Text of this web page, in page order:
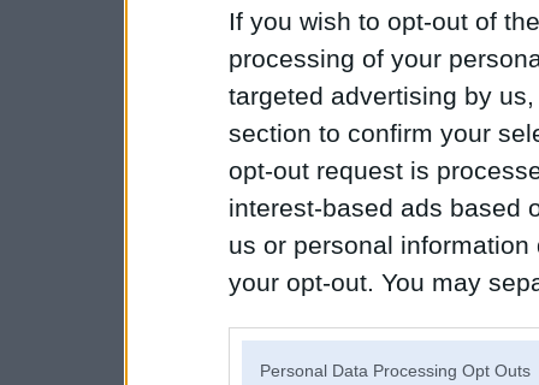
If you wish to opt-out of
processing of your
targeted advertising by
section to confirm your
opt-out request is
interest-based ads based
us or personal
your opt-out. You may
Personal Data Processing Opt Outs